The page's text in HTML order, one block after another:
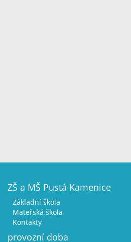
ZŠ a MŠ Pustá Kamenice
Základní škola
Mateřská škola
Kontakty
provozní doba